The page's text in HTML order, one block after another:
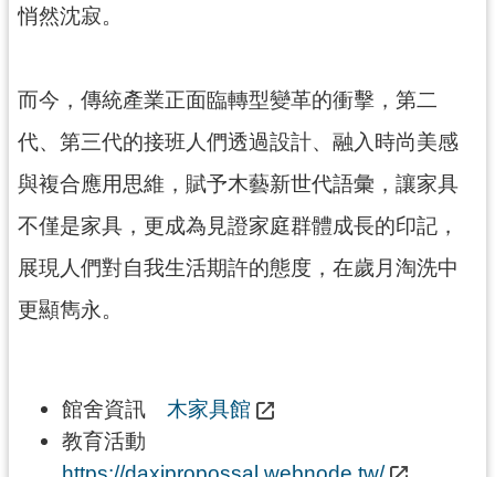
首
站
導
覽
市
政
信
箱
桃
悄然沈寂。
而今，傳統產業正面臨轉型變革的衝擊，第二
代、第三代的接班人們透過設計、融入時尚美感
與複合應用思維，賦予木藝新世代語彙，讓家具
不僅是家具，更成為見證家庭群體成長的印記，
展現人們對自我生活期許的態度，在歲月淘洗中
更顯雋永。
館舍資訊 木家具館
教育活動